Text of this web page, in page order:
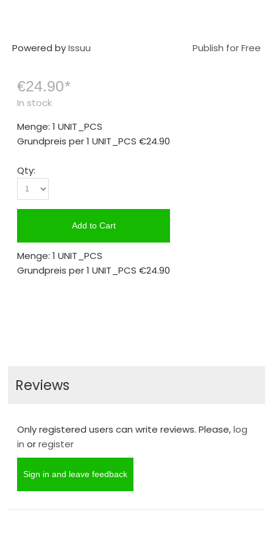
Powered byIssuu Publish for Free
€24.90*
In stock
Menge: 1 UNIT_PCS
Grundpreis per 1 UNIT_PCS€24.90
Qty:
Add to Cart
Menge: 1 UNIT_PCS
Grundpreis per 1 UNIT_PCS€24.90
Reviews
Only registered users can write reviews. Please,log
in orregister
Sign in and leave feedback